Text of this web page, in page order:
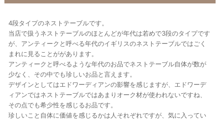
4段タイプのネストテーブルです。
当店で扱うネストテーブルのほとんどが年代は若めで3段のタイプです
が、アンティークと呼べる年代のイギリスのネストテーブルではごく
まれに見ることががあります。
アンティークと呼べるような年代のお品でネストテーブル自体が数が
少なく、その中でも珍しいお品と言えます。
デザインとしてはエドワーディアンの影響を感じますが、エドワーデ
ィアンではネストテーブルではあまりオーク材が使われないですね、
その点でも希少性を感じるお品です。
珍しいこと自体に価値を感じるかは人それぞれですが、気に入ってい